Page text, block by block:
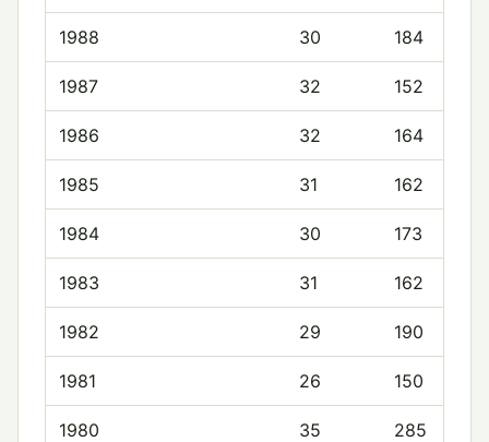
1988 30 184
1987 32 152
1986 32 164
1985 31 162
1984 30 173
1983 31 162
1982 29 190
1981 26 150
1980 35 285